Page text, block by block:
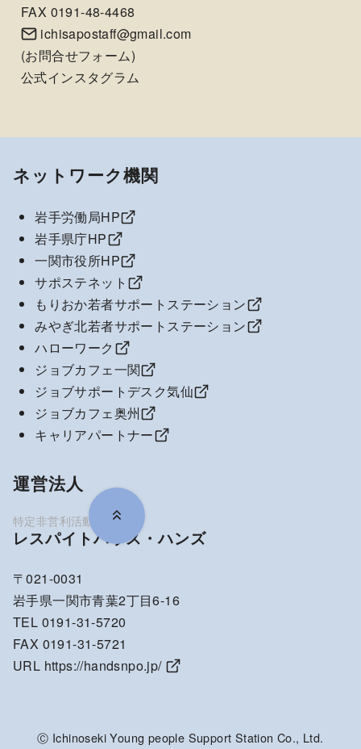
FAX 0191-48-4468
ichisapostaff@gmail.com
(お問合せフォーム)
公式インスタグラム
ネットワーク機関
岩手労働局HP
岩手県庁HP
一関市役所HP
サポステネット
もりおか若者サポートステーション
みやぎ北若者サポートステーション
ハローワーク
ジョブカフェ一関
ジョブサポートデスク気仙
ジョブカフェ奥州
キャリアパートナー
運営法人
レスパイトハウス・ハンズ
〒021-0031
岩手県一関市青葉2丁目6-16
TEL 0191-31-5720
FAX 0191-31-5721
URL https://handsnpo.jp/
Ⓒ Ichinoseki Young people Support Station Co., Ltd.